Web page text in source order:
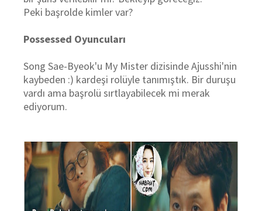
Peki başrolde kimler var?
Possessed Oyuncuları
Song Sae-Byeok'u My Mister dizisinde Ajusshi'nin
kaybeden :) kardeşi rolüyle tanımıştık. Bir duruşu
vardı ama başrolü sırtlayabilecek mi merak
ediyorum.